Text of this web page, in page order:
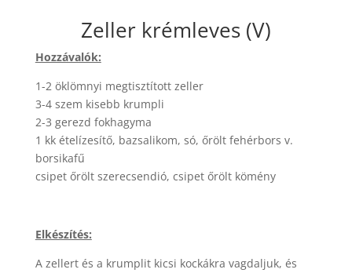
Zeller krémleves (V)
Hozzávalók:
1-2 öklömnyi megtisztított zeller
3-4 szem kisebb krumpli
2-3 gerezd fokhagyma
1 kk ételízesítő, bazsalikom, só, őrölt fehérbors v.
borsikafű
csipet őrölt szerecsendió, csipet őrölt kömény
Elkészítés:
A zellert és a krumplit kicsi kockákra vagdaljuk, és